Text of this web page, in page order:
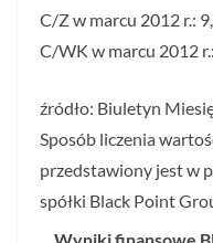
C/Z w marcu 2012 r.:
C/WK w marcu 2012
źródło: Biuletyn
Sposób liczenia
przedstawiony jest w
spółki Black Point